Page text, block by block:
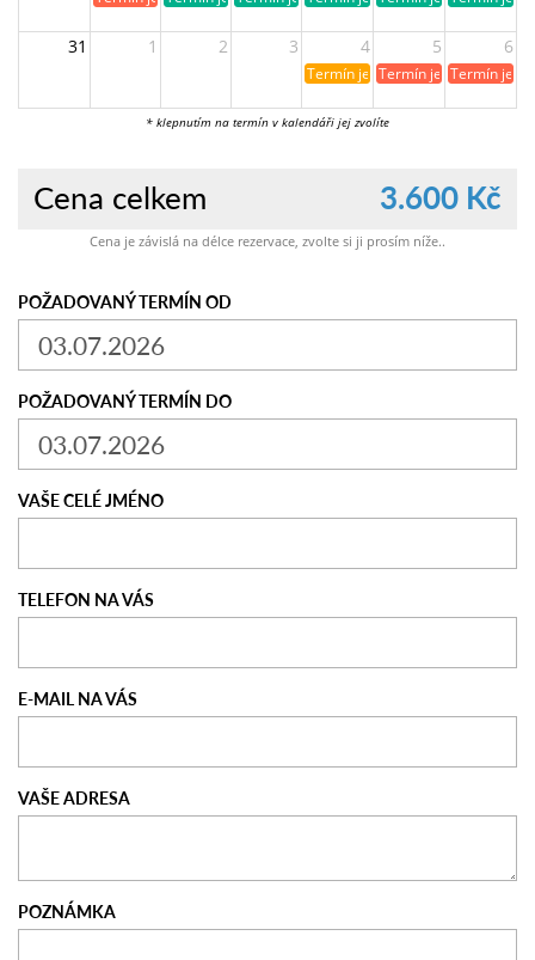
31 1 2 3 4 5 6
Termín je již rezervován
Termín je již obsazen
Termín je již
* klepnutím na termín v kalendáři jej zvolíte
Cena celkem 3.600 Kč
Cena je závislá na délce rezervace, zvolte si ji prosím níže..
POŽADOVANÝ TERMÍN OD
POŽADOVANÝ TERMÍN DO
VAŠE CELÉ JMÉNO
TELEFON NA VÁS
E-MAIL NA VÁS
VAŠE ADRESA
POZNÁMKA